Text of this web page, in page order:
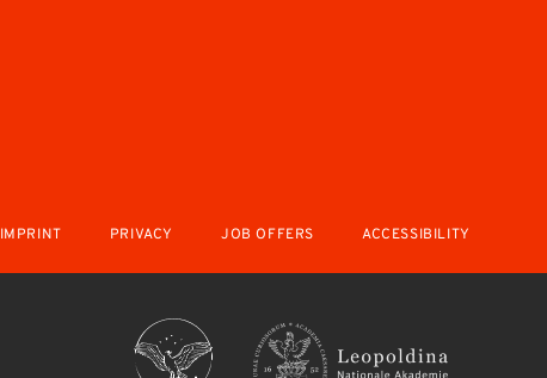
IMPRINT PRIVACY JOB OFFERS ACCESSIBILITY